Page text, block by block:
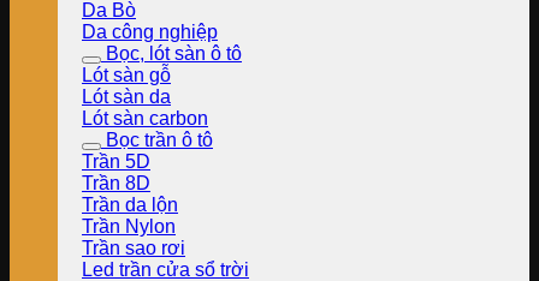
Da Bò
Da công nghiệp
Bọc, lót sàn ô tô
Lót sàn gỗ
Lót sàn da
Lót sàn carbon
Bọc trần ô tô
Trần 5D
Trần 8D
Trần da lộn
Trần Nylon
Trần sao rơi
Led trần cửa sổ trời